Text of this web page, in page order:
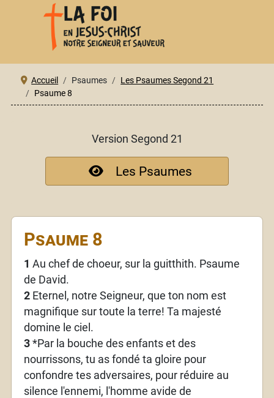
Accueil Psaumes
Les Psaumes Segond 21
Psaume 8
Version Segond 21
Les Psaumes
Psaume 8
1 Au chef de choeur, sur la guitthith. Psaume
de David.
2Eternel, notre Seigneur, que ton nom est
magnifique sur toute la terre! Ta majesté
domine le ciel.
3*Par la bouche des enfants et des
nourrissons, tu as fondé ta gloire pour
confondre tes adversaires, pour réduire au
silence l'ennemi, l'homme avide de